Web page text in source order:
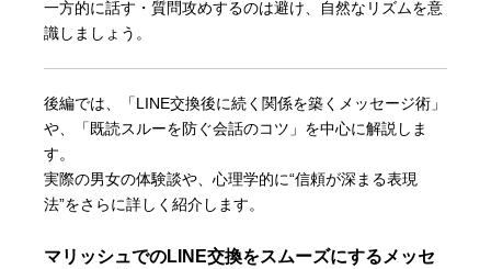
一方的に話す・質問攻めするのは避け、自然なリズムを意
識しましょう。
後編では、「LINE交換後に続く関係を築くメッセージ術」
や、「既読スルーを防ぐ会話のコツ」を中心に解説しま
す。
実際の男女の体験談や、心理学的に“信頼が深まる表現
法”をさらに詳しく紹介します。
マリッシュでのLINE交換をスムーズにするメッセ